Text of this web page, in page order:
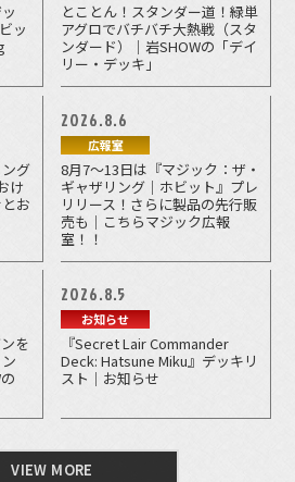
ッ
とことん！スタンダー道！緑単
アグロでバチバチ大熱戦（スタ
ンダード）｜岩SHOWの「デイ
リー・デッキ」
グ
け
お
2026.8.6
広報室
8月7～13日は『マジック：ザ・
ギャザリング｜ホビット』プレ
リリース！さらに製品の先行販
売も｜こちらマジック広報
室！！
を
2026.8.5
お知らせ
『Secret Lair Commander
Deck: Hatsune Miku』デッキリ
スト｜お知らせ
VIEW MORE